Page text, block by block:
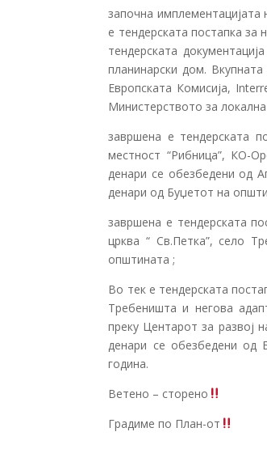
започна имплементацијата
е тендерската постапка за
тендерската
планинарски дом.
Европската Комисија,
Министерството за
завршена е тендерската
местност “Рибница”, КО-
денари се обезбедени од
денари од Буџетот на
завршена е тендерската
црква “ Св.Петка”, село
општината ;
Во тек е тендерската
Требеништа и негова
преку Центарот за развој
денари се обезбедени од
година.
Ветено – сторено
Градиме по План-от